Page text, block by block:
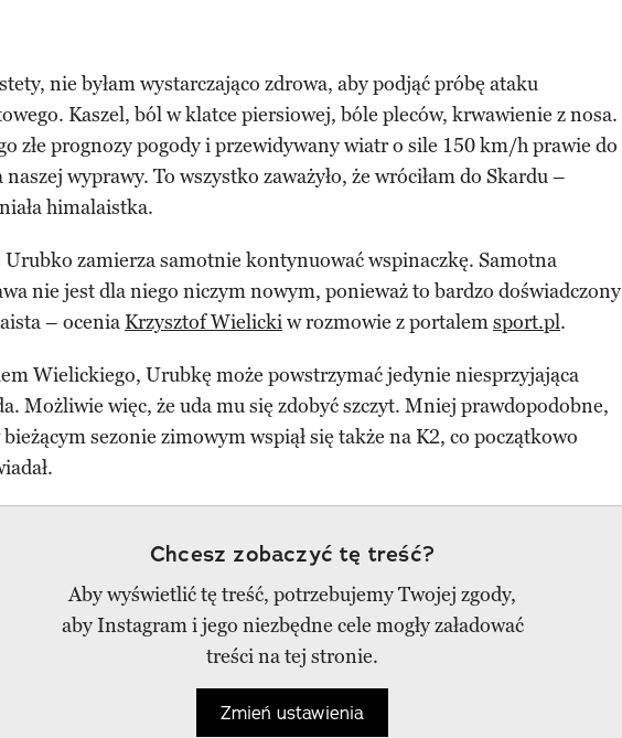
nie byłam wystarczająco zdrowa, aby podjąć próbę ataku
Kaszel, ból w klatce piersiowej, bóle pleców, krwawienie z nosa.
złe prognozy pogody i przewidywany wiatr o sile 150 km/h prawie do
naszej wyprawy. To wszystko zaważyło, że wróciłam do Skardu –
himalaistka.
Urubko zamierza samotnie kontynuować wspinaczkę. Samotna
nie jest dla niego niczym nowym, ponieważ to bardzo doświadczony
– ocenia Krzysztof Wielickiw rozmowie z portalemsport.pl.
Wielickiego, Urubkę może powstrzymać jedynie niesprzyjająca
Możliwie więc, że uda mu się zdobyć szczyt. Mniej prawdopodobne,
bieżącym sezonie zimowym wspiął się także na K2, co początkowo
Chcesz zobaczyć tę treść?
Aby wyświetlić tę treść, potrzebujemy Twojej zgody,
aby Instagram i jego niezbędne cele mogły załadować
treści na tej stronie.
Zmień ustawienia